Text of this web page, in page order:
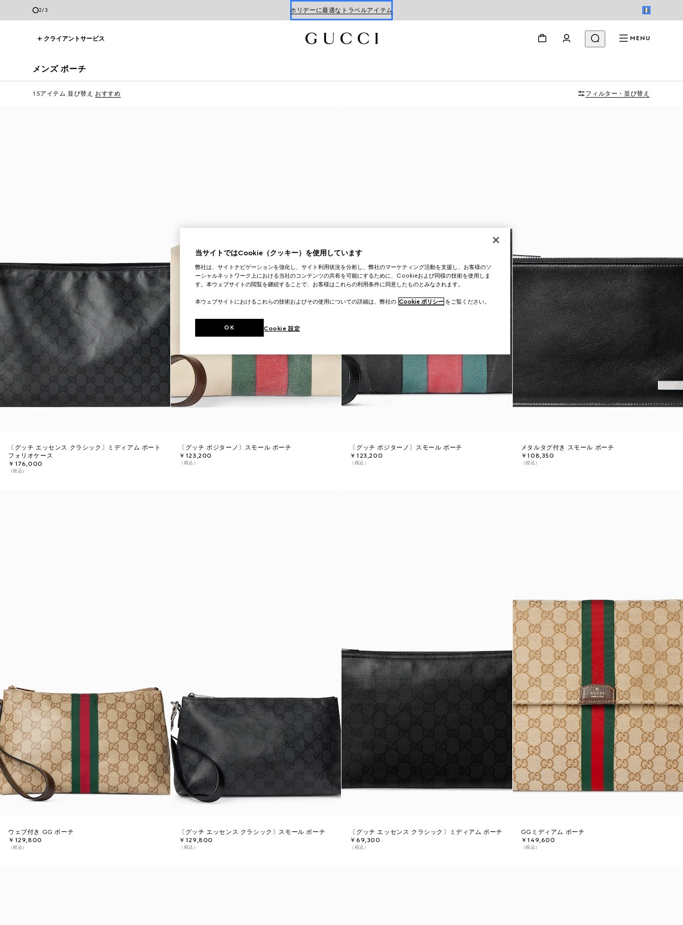
3/3 Gucci x 安藤七宝店
オンライン限定 〔GGマーモント〕
クライアントサービス
MENU
メンズ ポーチ
15アイテム 並び替え おすすめ フィルター・並び替え
〔グッチ エッセンス クラシック〕ミディアム ポート
フォリオケース
￥176,000
（税込）
〔グッチ ポジターノ〕スモール ポーチ
￥123,200
（税込）
〔グッチ ポジターノ〕スモール ポーチ
￥123,200
（税込）
メタルタグ付き スモール ポーチ
￥108,350
（税込）
ウェブ付き GG ポーチ
￥129,800
（税込）
〔グッチ エッセンス クラシック〕スモール ポーチ
￥129,800
（税込）
〔グッチ エッセンス クラシック〕ミディアム ポーチ
￥69,300
（税込）
GGミディアム ポーチ
￥149,600
（税込）
当サイトではCookie（クッキー）を使用しています
弊社は、サイトナビゲーションを強化し、サイト利用状況を分析し、弊社のマーケティング活動を支援し、お客様のソ
ーシャルネットワーク上における当社のコンテンツの共有を可能にするために、Cookieおよび同様の技術を使用しま
す。本ウェブサイトの閲覧を継続することで、お客様はこれらの利用条件に同意したものとみなされます。
本ウェブサイトにおけるこれらの技術およびその使用についての詳細は、弊社の Cookie ポリシー をご覧ください。
Cookie 設定
OK